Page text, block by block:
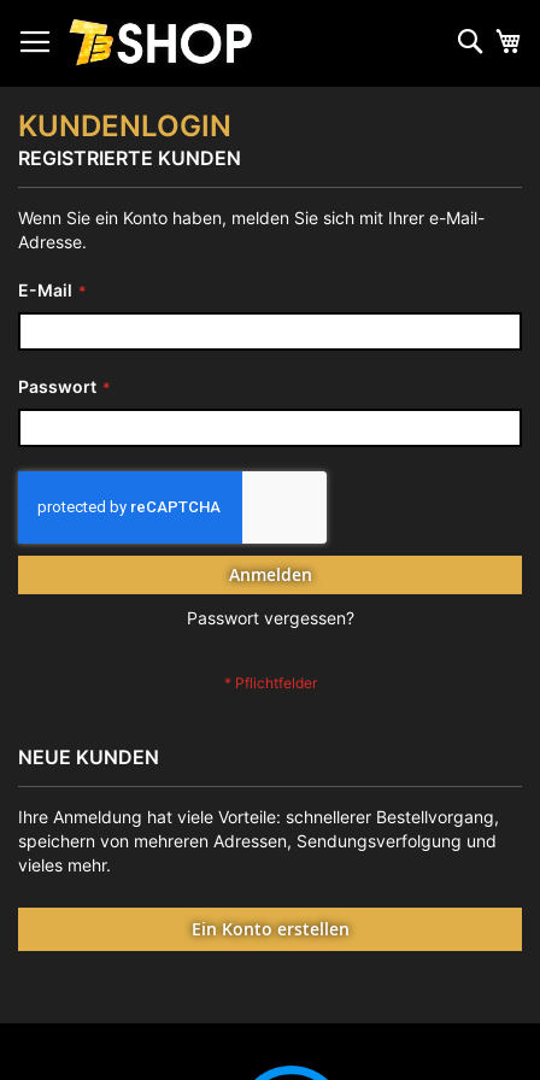
Inhalt
springen
KUNDENLOGIN
REGISTRIERTE KUNDEN
Wenn Sie ein Konto haben, melden Sie sich mit Ihrer e-Mail-
Adresse.
E-Mail
Passwort
Anmelden
Passwort vergessen?
NEUE KUNDEN
Ihre Anmeldung hat viele Vorteile: schnellerer Bestellvorgang,
speichern von mehreren Adressen, Sendungsverfolgung und
vieles mehr.
Ein Konto erstellen